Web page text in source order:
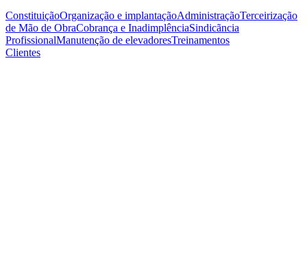
ConstituiçãoOrganização e implantaçãoAdministraçãoTerceirização
de Mão de ObraCobrança e InadimplênciaSindicãncia
ProfissionalManutenção de elevadoresTreinamentos
Clientes